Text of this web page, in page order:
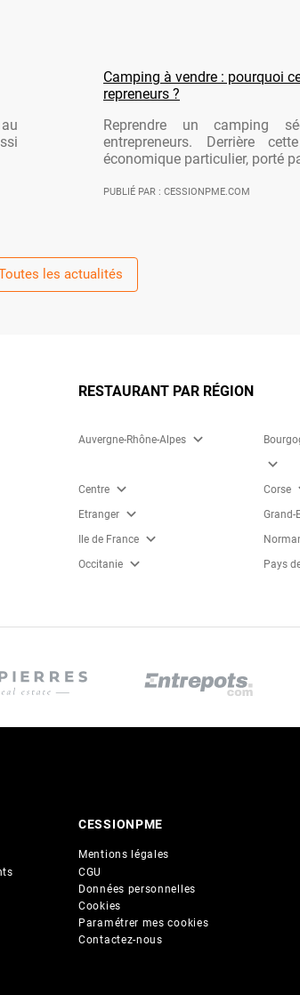
Camping à vendre : pourquoi
repreneurs ?
Reprendre un camping
entrepreneurs. Derrière
économique particulier, porté
PUBLIÉ PAR : CESSIONPME.COM
les actualités
RESTAURANT PAR RÉGION
Auvergne-Rhône-Alpes expand_more
expand_more
Centre expand_more Corse
Etranger expand_more Grand-
Ile de France expand_more
Occitanie expand_more Pays
CESSIONPME
Mentions légales
CGU
Données personnelles
Cookies
Paramétrer mes cookies
Contactez-nous